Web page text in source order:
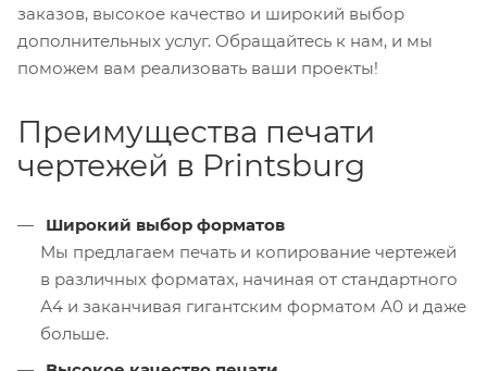
заказов, высокое качество и широкий выбор
дополнительных услуг. Обращайтесь к нам, и мы
поможем вам реализовать ваши проекты!
Преимущества печати
чертежей в Printsburg
Широкий выбор форматов
Мы предлагаем печать и копирование чертежей
в различных форматах, начиная от стандартного
А4 и заканчивая гигантским форматом А0 и даже
больше.